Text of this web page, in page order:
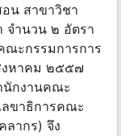
น สาขาวิชา
จํานวน ๒ อัตรา
ณะกรรมการการ
หาคม ๒๕๕๗
นักงานคณะ
ลขาธิการคณะ
ลากร) จึง